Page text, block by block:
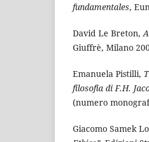
fundamentales,
David Le Breton,
Giuffrè, Milano
Emanuela Pistilli,
filosofia di F.H.
(numero
Giacomo Samek